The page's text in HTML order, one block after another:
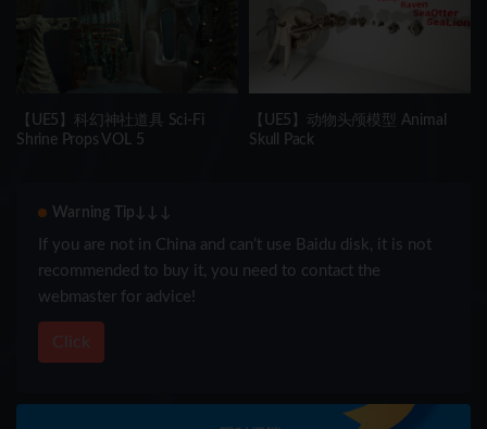
【UE5】科幻神社道具 Sci-Fi
Shrine Props VOL 5
【UE5】动物头颅模型 Animal
Skull Pack
Warning Tip↓↓↓
If you are not in China and can’t use Baidu disk, it is not
recommended to buy it, you need to contact the
webmaster for advice!
Click